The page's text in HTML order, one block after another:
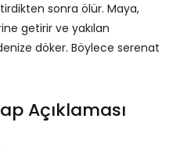
sonra ölür. Maya,
getirir ve yakılan
döker. Böylece serenat
Açıklaması